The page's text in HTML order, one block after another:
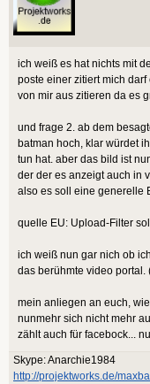
ich weiß es hat nichts mit
poste einer zitiert mich
von mir aus zitieren da es
und frage 2. ab dem
batman hoch, klar würdet
tun hat. aber das bild ist
der der es anzeigt auch in
also es soll eine generelle
quelle EU: Upload-Filter
ich weiß nun gar nich ob
das berühmte video portal.
mein anliegen an euch,
nunmehr sich nicht mehr
zählt auch für facebock...
Skype: Anarchie1984
http://projektworks.de/